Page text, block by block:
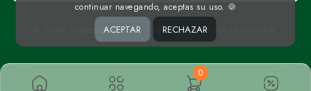
0
© 2026 Superseis Online. Todos los derechos reservados.
continuar navegando, aceptas su uso. 🍪
ACEPTAR RECHAZAR